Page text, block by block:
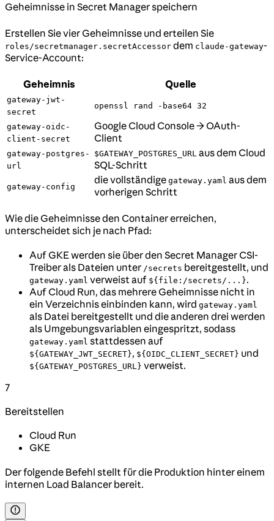
Geheimnisse in Secret Manager speichern
Erstellen Sie vier Geheimnisse und erteilen Sie
roles/secretmanager.secretAccessor dem claude-gateway-
Service-Account:
Geheimnis Quelle
gateway-jwt-
secret
openssl rand -base64 32
gateway-oidc-
client-secret
Google Cloud Console → OAuth-
Client
gateway-postgres-
url
$GATEWAY_POSTGRES_URL aus dem Cloud
SQL-Schritt
gateway-config
die vollständige gateway.yaml aus dem
vorherigen Schritt
Wie die Geheimnisse den Container erreichen,
unterscheidet sich je nach Pfad:
Auf GKE werden sie über den Secret Manager CSI-
Treiber als Dateien unter /secrets bereitgestellt, und
gateway.yaml verweist auf ${file:/secrets/...}.
Auf Cloud Run, das mehrere Geheimnisse nicht in
ein Verzeichnis einbinden kann, wird gateway.yaml
als Datei bereitgestellt und die anderen drei werden
als Umgebungsvariablen eingespritzt, sodass
gateway.yaml stattdessen auf
${GATEWAY_JWT_SECRET}, ${OIDC_CLIENT_SECRET} und
${GATEWAY_POSTGRES_URL} verweist.
7
Bereitstellen
Cloud Run
GKE
Der folgende Befehl stellt für die Produktion hinter einem
internen Load Balancer bereit.